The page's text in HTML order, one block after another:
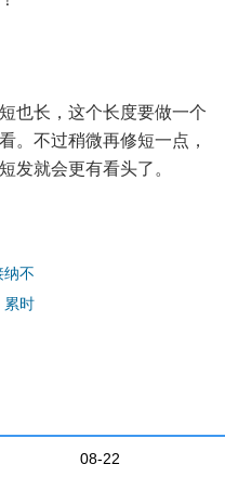
也长，这个长度要做一个
。不过稍微再修短一点，
发就会更有看头了。
纳不
累时
08-22